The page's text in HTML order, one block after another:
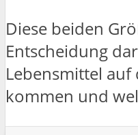
Diese beiden
Entscheidung
Lebensmittel auf
kommen und